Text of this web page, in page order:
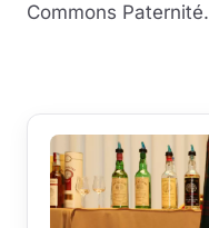
Commons Paternité.